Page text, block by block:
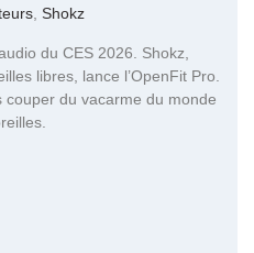
Shokz
du CES 2026. Shokz,
libres, lance l’OpenFit Pro.
du vacarme du monde